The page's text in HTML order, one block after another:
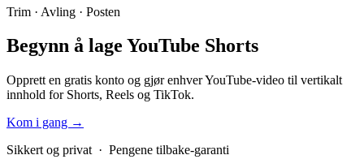
Trim · Avling · Posten
Begynn å lage YouTube Shorts
Opprett en gratis konto og gjør enhver YouTube-video til vertikalt
innhold for Shorts, Reels og TikTok.
Kom i gang →
Sikkert og privat · Pengene tilbake-garanti